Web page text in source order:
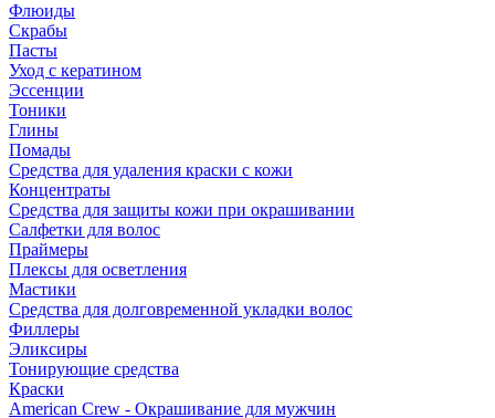
Флюиды
Скрабы
Пасты
Уход с кератином
Эссенции
Тоники
Глины
Помады
Средства для удаления краски с кожи
Концентраты
Средства для защиты кожи при окрашивании
Салфетки для волос
Праймеры
Плексы для осветления
Мастики
Средства для долговременной укладки волос
Филлеры
Эликсиры
Тонирующие средства
Краски
American Crew - Окрашивание для мужчин